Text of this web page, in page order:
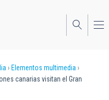
Elementos multimedia
canarias visitan el Gran